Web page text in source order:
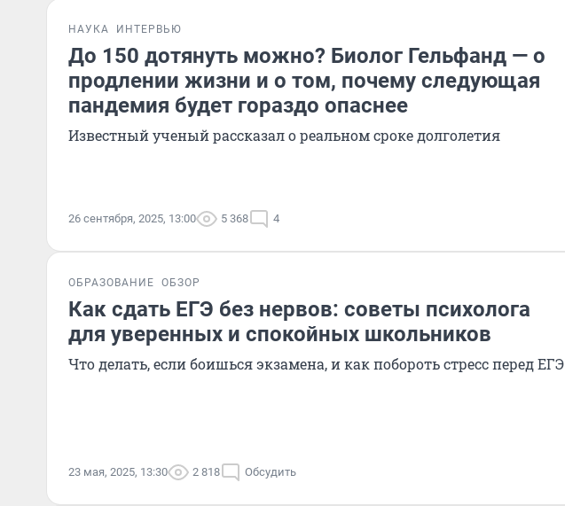
НАУКА ИНТЕРВЬЮ
До 150 дотянуть можно? Биолог Гельфанд — о
продлении жизни и о том, почему следующая
пандемия будет гораздо опаснее
Известный ученый рассказал о реальном сроке долголетия
26 сентября, 2025, 13:00 5 368 4
ОБРАЗОВАНИЕ ОБЗОР
Как сдать ЕГЭ без нервов: советы психолога
для уверенных и спокойных школьников
Что делать, если боишься экзамена, и как побороть стресс перед ЕГЭ
23 мая, 2025, 13:30 2 818 Обсудить